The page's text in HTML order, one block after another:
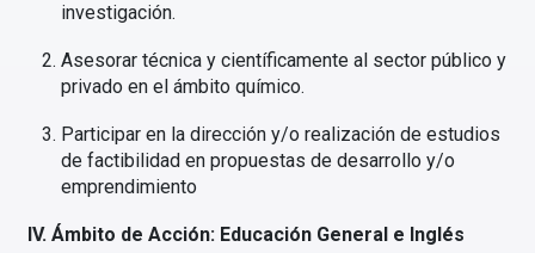
investigación.
Asesorar técnica y científicamente al sector público y
privado en el ámbito químico.
Participar en la dirección y/o realización de estudios
de factibilidad en propuestas de desarrollo y/o
emprendimiento
IV. Ámbito de Acción: Educación General e Inglés